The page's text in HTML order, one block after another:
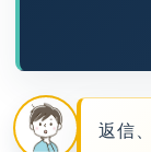
返信